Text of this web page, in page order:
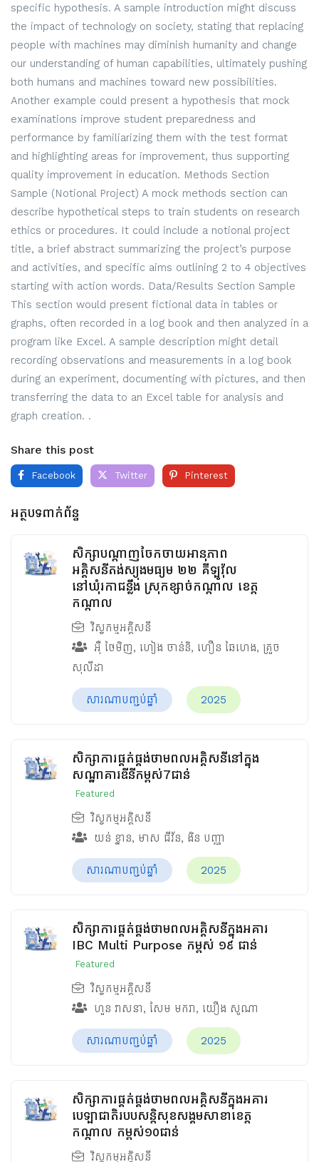
specific hypothesis. A sample introduction might discuss
the impact of technology on society, stating that replacing
people with machines may diminish humanity and change
our understanding of human capabilities, ultimately pushing
both humans and machines toward new possibilities.
Another example could present a hypothesis that mock
examinations improve student preparedness and
performance by familiarizing them with the test format
and highlighting areas for improvement, thus supporting
quality improvement in education. Methods Section
Sample (Notional Project) A mock methods section can
describe hypothetical steps to train students on research
ethics or procedures. It could include a notional project
title, a brief abstract summarizing the project’s purpose
and activities, and specific aims outlining 2 to 4 objectives
starting with action words. Data/Results Section Sample
This section would present fictional data in tables or
graphs, often recorded in a log book and then analyzed in a
program like Excel. A sample description might detail
recording observations and measurements in a log book
during an experiment, documenting with pictures, and then
transferring the data to an Excel table for analysis and
graph creation. .
Share this post
Facebook Twitter Pinterest
អត្ថបទពាក់ព័ន្ធ
សិក្សាបណ្តាញចែកចាយអានុភាព
អគ្គិសនីតង់ស្យុងមធ្យម ២២ គីឡូវ៉ុល
នៅឃុំរកាជន្លឹង ស្រុកខ្សាច់កណ្ដាល ខេត្ត
កណ្ដាល
វិស្វកម្មអគ្គិសនី
អ៊ឺ ថៃមិញ, ហៀង ចាន់និ, ហឿន ឆៃហេង, គ្រួច
សុលីដា
សារណាបញ្ចប់ឆ្នាំ 2025
សិក្សាការផ្គត់ផ្គង់ថាមពលអគ្គិសនីនៅក្នុង
សណ្ឋាគារឌីនីកម្ពស់7ជាន់
Featured
វិស្វកម្មអគ្គិសនី
យន់ ខ្នាន, មាស ជីវ័ន, ងិន បញ្ញា
សារណាបញ្ចប់ឆ្នាំ 2025
សិក្សាការផ្គត់ផ្គង់ថាមពលអគ្គិសនីក្នុងអគារ
IBC Multi Purpose កម្ពស់ ១៩ ជាន់
Featured
វិស្វកម្មអគ្គិសនី
ហួន​ វាសនា, សែម មករា, យឿង សូណា
សារណាបញ្ចប់ឆ្នាំ 2025
សិក្សាការផ្គត់ផ្គង់ថាមពលអគ្គិសនីក្នុងអគារ
បេឡាជាតិរបបសន្តិសុខ​សង្គមសាខាខេត្ត
កណ្តាល កម្ពស់១០ជាន់
វិស្វកម្មអគ្គិសនី